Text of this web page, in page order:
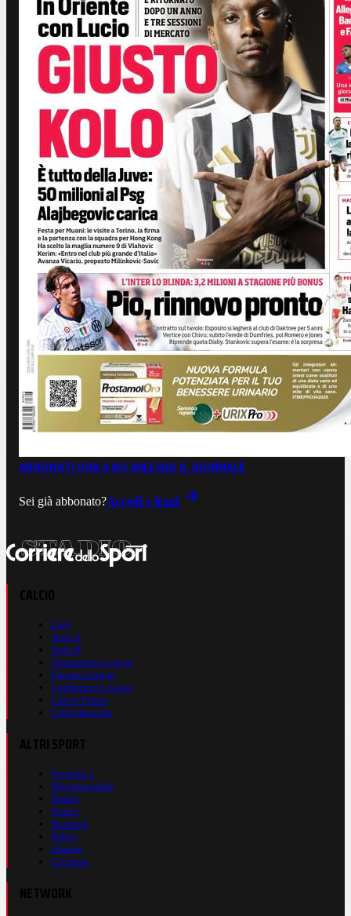
ABBONATI ORA A €0,99LEGGI IL GIORNALE
Sei già abbonato?Accedi e leggi
Live
Serie A
Serie B
Champions League
Europa League
Conference League
Calcio Estero
Calciomercato
Formula 1
Motomondiale
Basket
Tennis
Running
Volley
eSports
Ciclismo